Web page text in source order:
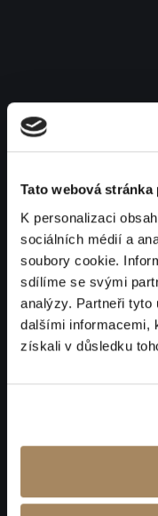
Tato webová
K personalizaci
sociálních médií a
soubory cookie.
sdílíme se svými
analýzy. Partneři tyto
dalšími informacemi,
získali v důsledku